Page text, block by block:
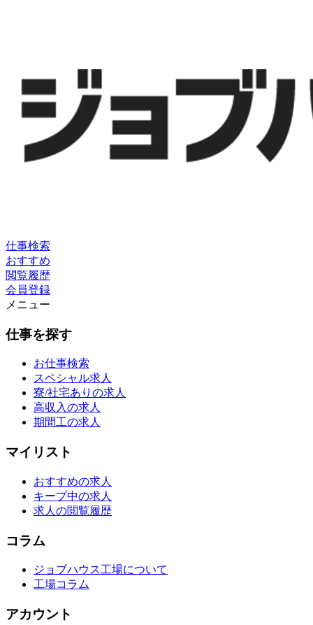
仕事検索
おすすめ
閲覧履歴
会員登録
メニュー
仕事を探す
お仕事検索
スペシャル求人
寮/社宅ありの求人
高収入の求人
期間工の求人
マイリスト
おすすめの求人
キープ中の求人
求人の閲覧履歴
コラム
ジョブハウス工場について
工場コラム
アカウント